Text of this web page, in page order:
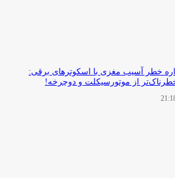
خطر آسیب مغزی با اسکوترهای برقی:
از موتورسیکلت و دوچرخه!